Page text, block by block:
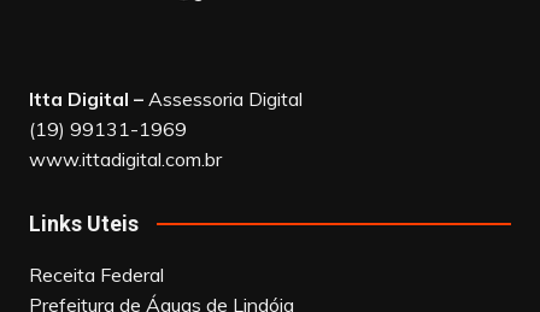
Itta Digital – Assessoria Digital
(19) 99131-1969
www.ittadigital.com.br
Links Uteis
Receita Federal
Prefeitura de Águas de Lindóia